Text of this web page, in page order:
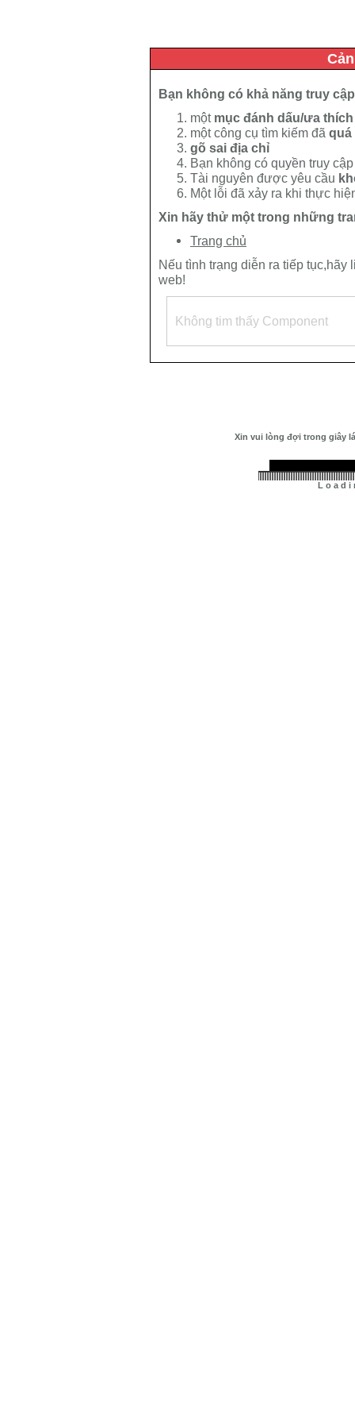
Bạn không có khả năng truy
một mục đánh dấu/ưa
một công cụ tìm kiếm đã quá
gõ sai địa chỉ
Bạn không có quyền truy
Tài nguyên được yêu cầu
Một lỗi đã xảy ra khi thực
Xin hãy thử một trong những
Trang chủ
Nếu tình trạng diễn ra tiếp
web!
Không tim thấy Component
Xin vui lòng đợi trong giây
L o a d i